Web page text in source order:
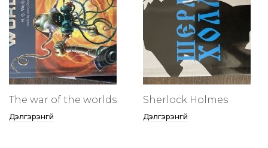
The war of the worlds
Дэлгэрэнгүй
Sherlock Holmes
Дэлгэрэнгүй